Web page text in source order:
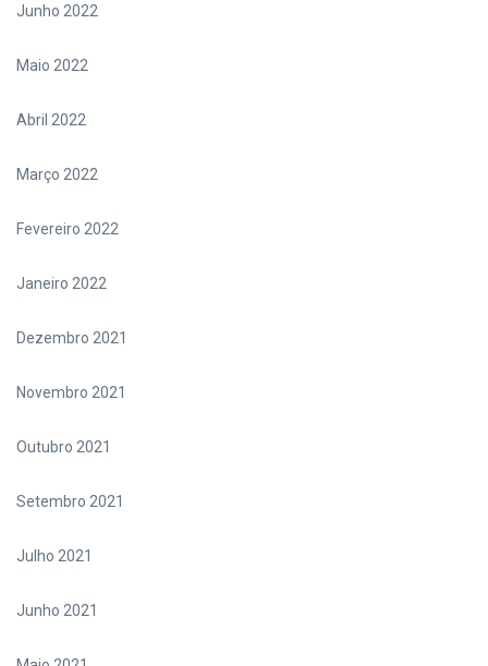
Junho 2022
Maio 2022
Abril 2022
Março 2022
Fevereiro 2022
Janeiro 2022
Dezembro 2021
Novembro 2021
Outubro 2021
Setembro 2021
Julho 2021
Junho 2021